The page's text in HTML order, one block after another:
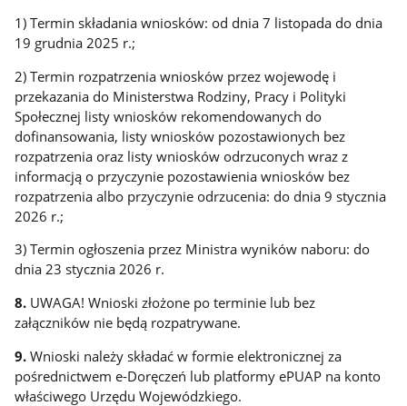
1) Termin składania wniosków: od dnia 7 listopada do dnia
19 grudnia 2025 r.;
2) Termin rozpatrzenia wniosków przez wojewodę i
przekazania do Ministerstwa Rodziny, Pracy i Polityki
Społecznej listy wniosków rekomendowanych do
dofinansowania, listy wniosków pozostawionych bez
rozpatrzenia oraz listy wniosków odrzuconych wraz z
informacją o przyczynie pozostawienia wniosków bez
rozpatrzenia albo przyczynie odrzucenia: do dnia 9 stycznia
2026 r.;
3) Termin ogłoszenia przez Ministra wyników naboru: do
dnia 23 stycznia 2026 r.
8. UWAGA! Wnioski złożone po terminie lub bez
załączników nie będą rozpatrywane.
9. Wnioski należy składać w formie elektronicznej za
pośrednictwem e-Doręczeń lub platformy ePUAP na konto
właściwego Urzędu Wojewódzkiego.